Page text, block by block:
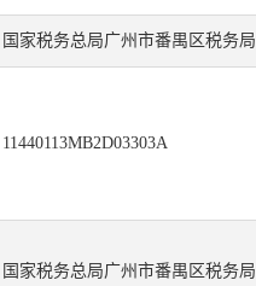
国家税务总局广州市番禺区税务局
11440113MB2D03303A
国家税务总局广州市番禺区税务局